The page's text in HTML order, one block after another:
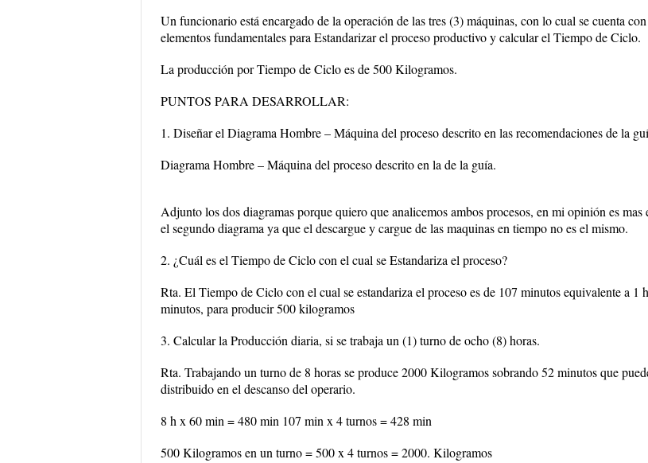
Un funcionario está encargado de la operación de las tres (3) máquinas, con lo cual se cuenta
elementos fundamentales para Estandarizar el proceso productivo y calcular el Tiempo de Ciclo.
La producción por Tiempo de Ciclo es de 500 Kilogramos.
PUNTOS PARA DESARROLLAR:
1. Diseñar el Diagrama Hombre – Máquina del proceso descrito en las recomendaciones de la
Diagrama Hombre – Máquina del proceso descrito en la de la guía.
Adjunto los dos diagramas porque quiero que analicemos ambos procesos, en mi opinión es mas
el segundo diagrama ya que el descargue y cargue de las maquinas en tiempo no es el mismo.
2. ¿Cuál es el Tiempo de Ciclo con el cual se Estandariza el proceso?
Rta. El Tiempo de Ciclo con el cual se estandariza el proceso es de 107 minutos equivalente a 1
minutos, para producir 500 kilogramos
3. Calcular la Producción diaria, si se trabaja un (1) turno de ocho (8) horas.
Rta. Trabajando un turno de 8 horas se produce 2000 Kilogramos sobrando 52 minutos que
distribuido en el descanso del operario.
8 h x 60 min = 480 min 107 min x 4 turnos = 428 min
500 Kilogramos en un turno = 500 x 4 turnos = 2000. Kilogramos